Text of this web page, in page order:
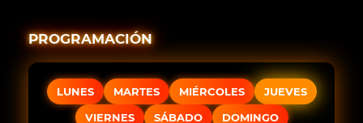
PROGRAMACIÓN
LUNES MARTES MIÉRCOLES
JUEVES
VIERNES
SÁBADO DOMINGO